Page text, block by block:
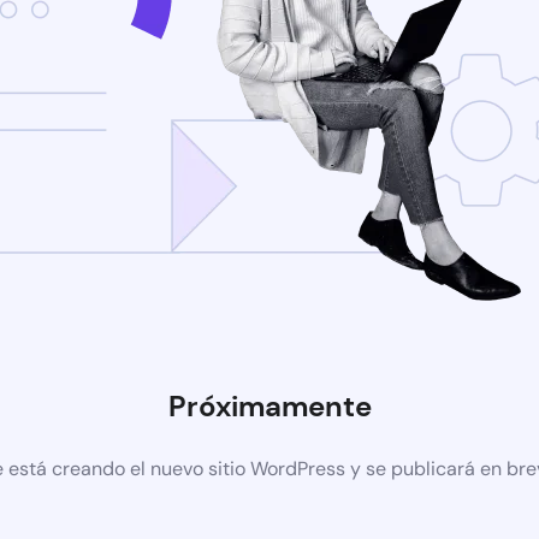
Próximamente
está creando el nuevo sitio WordPress y se publicará en